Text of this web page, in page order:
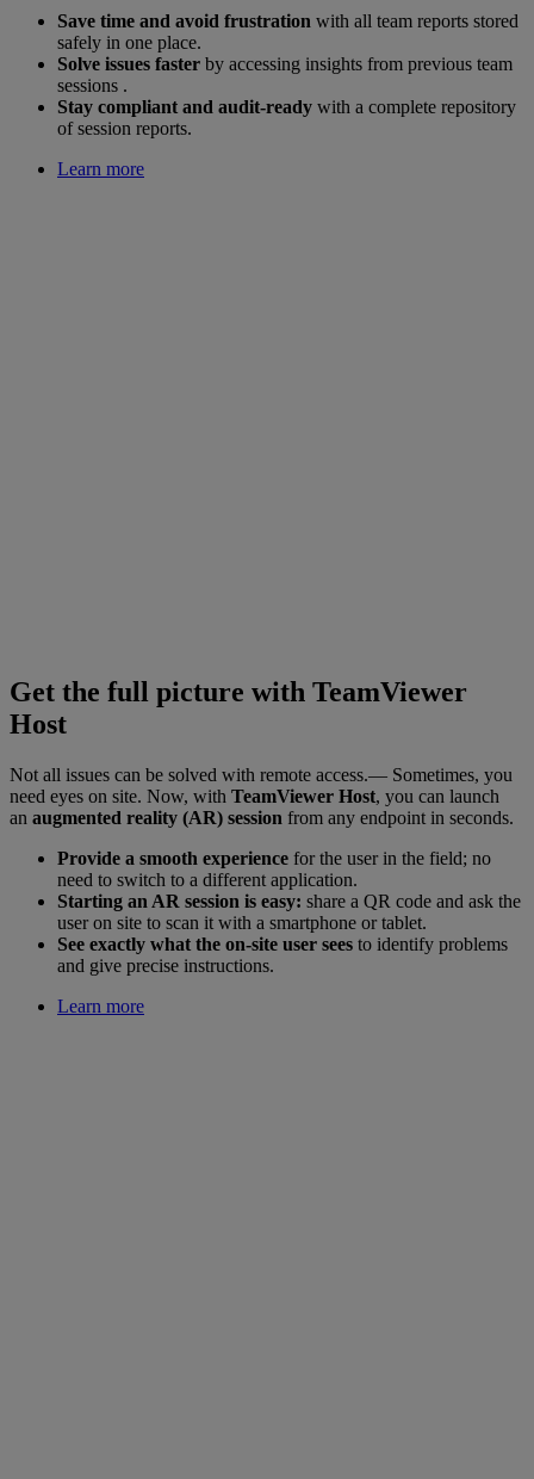
Save time and avoid frustration with all team reports stored
safely in one place.
Solve issues faster by accessing insights from previous team
sessions .
Stay compliant and audit-ready with a complete repository
of session reports.
Learn more
Get the full picture with TeamViewer
Host
Not all issues can be solved with remote access.— Sometimes, you
need eyes on site. Now, with TeamViewer Host, you can launch
an augmented reality (AR) session from any endpoint in seconds.
Provide a smooth experience for the user in the field; no
need to switch to a different application.
Starting an AR session is easy: share a QR code and ask the
user on site to scan it with a smartphone or tablet.
See exactly what the on-site user sees to identify problems
and give precise instructions.
Learn more